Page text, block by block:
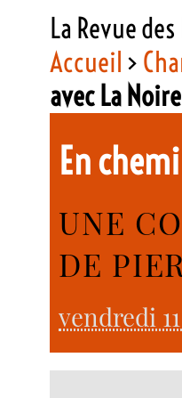
La Revue
Accueil >
avec La
En
UNE
DE
vendredi